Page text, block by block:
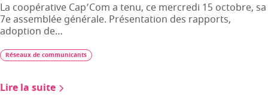
La coopérative Cap’Com a tenu, ce mercredi 15 octobre, sa
7e assemblée générale. Présentation des rapports,
adoption de…
Lire la suite
Réseaux de communicants